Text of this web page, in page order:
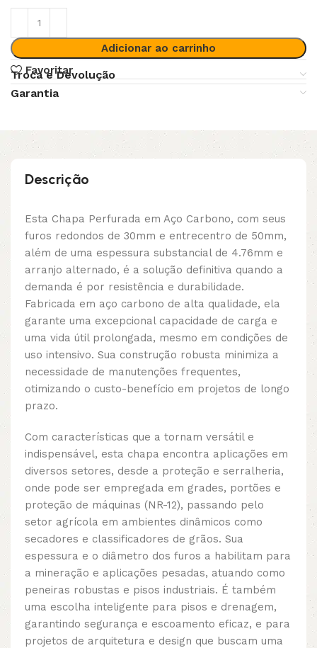
Adicionar ao carrinho
Favoritar
Troca e Devolução
Garantia
Descrição
Esta Chapa Perfurada em Aço Carbono, com seus
furos redondos de 30mm e entrecentro de 50mm,
além de uma espessura substancial de 4.76mm e
arranjo alternado, é a solução definitiva quando a
demanda é por resistência e durabilidade.
Fabricada em aço carbono de alta qualidade, ela
garante uma excepcional capacidade de carga e
uma vida útil prolongada, mesmo em condições de
uso intensivo. Sua construção robusta minimiza a
necessidade de manutenções frequentes,
otimizando o custo-benefício em projetos de longo
prazo.
Com características que a tornam versátil e
indispensável, esta chapa encontra aplicações em
diversos setores, desde a proteção e serralheria,
onde pode ser empregada em grades, portões e
proteção de máquinas (NR-12), passando pelo
setor agrícola em ambientes dinâmicos como
secadores e classificadores de grãos. Sua
espessura e o diâmetro dos furos a habilitam para
a mineração e aplicações pesadas, atuando como
peneiras robustas e pisos industriais. É também
uma escolha inteligente para pisos e drenagem,
garantindo segurança e escoamento eficaz, e para
projetos de arquitetura e design que buscam uma